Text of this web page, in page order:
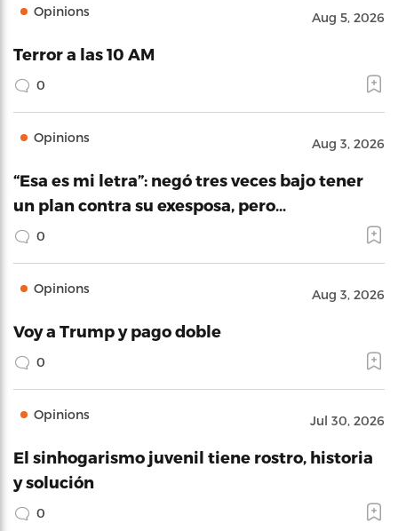
Opinions Aug 5, 2026
Terror a las 10 AM
0
Opinions Aug 3, 2026
“Esa es mi letra”: negó tres veces bajo tener
un plan contra su exesposa, pero…
0
Opinions Aug 3, 2026
Voy a Trump y pago doble
0
Opinions Jul 30, 2026
El sinhogarismo juvenil tiene rostro, historia
y solución
0